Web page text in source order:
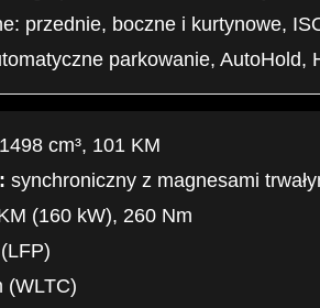
przednie, boczne i kurtynowe,
parkowanie, AutoHold,
1498 cm³, 101 KM
synchroniczny z magnesami
(160 kW), 260 Nm
(WLTC)